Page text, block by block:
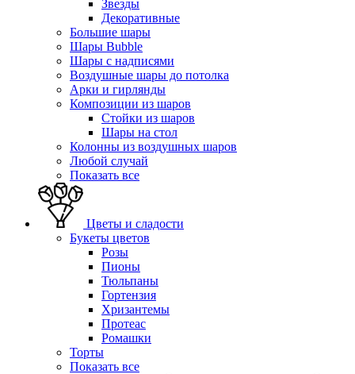
Звезды
Декоративные
Большие шары
Шары Bubble
Шары с надписями
Воздушные шары до потолка
Арки и гирлянды
Композиции из шаров
Стойки из шаров
Шары на стол
Колонны из воздушных шаров
Любой случай
Показать все
Цветы и сладости
Букеты цветов
Розы
Пионы
Тюльпаны
Гортензия
Хризантемы
Протеас
Ромашки
Торты
Показать все